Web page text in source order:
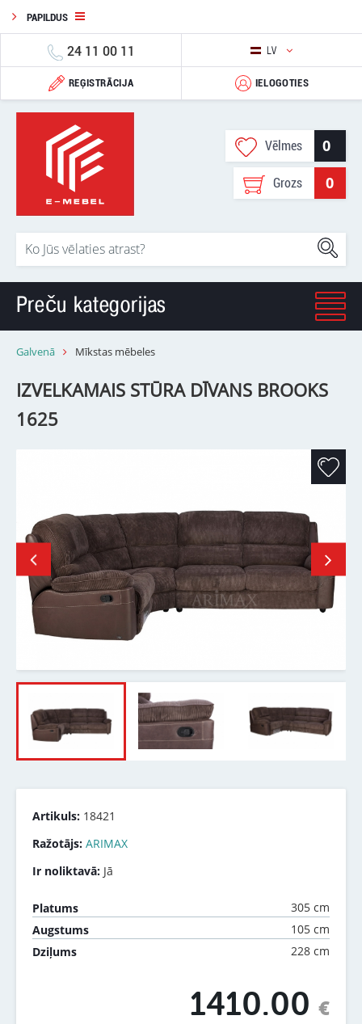
PAPILDUS
24 11 00 11 LV
REĢISTRĀCIJA IELOGOTIES
Vēlmes 0
Grozs 0
Preču kategorijas
Galvenā Mīkstas mēbeles
IZVELKAMAIS STŪRA DĪVANS BROOKS
1625
Artikuls: 18421
Ražotājs: ARIMAX
Ir noliktavā: Jā
Platums
305 cm
Augstums
105 cm
Dziļums
228 cm
1410.00 €